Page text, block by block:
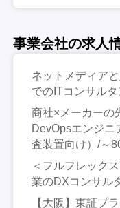
事業会社の求人
ネットメディア
でのITコンサル
商社×メーカーの
DevOpsエンジニ
査装置向け）/～
＜フルフレック
業のDXコンサル
【大阪】東証プ